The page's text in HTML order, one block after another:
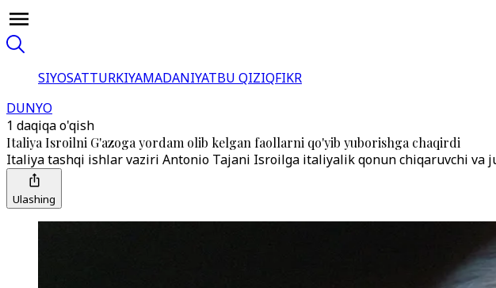
SIYOSATTURKIYAMADANIYATBU QIZIQFIKR
DUNYO
1 daqiqa o'qish
Italiya Isroilni G'azoga yordam olib kelgan faollarni qo'yib yuborishga chaqirdi
Italiya tashqi ishlar vaziri Antonio Tajani Isroilga italiyalik qonun chiqaruvchi
Ulashing